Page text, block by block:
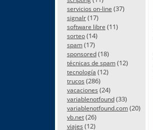
servicios on-line (37)
signalr(17)
software libre (11)
sorteo(14)
spam(17)
sponsored(18)
técnicas de spam(12)
tecnología (12)
trucos (286)
vacaciones (24)
variablenotfound(33)
variablenotfound.com(20)
vb.net(26)
viajes (12)